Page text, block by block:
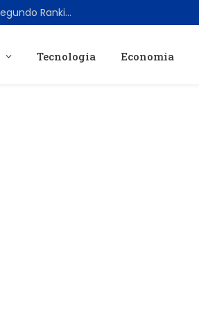
Os 10 Lanternas Verdes Mais Poderosos da DC, Segundo Ranking Atual
Tecnologia Economia